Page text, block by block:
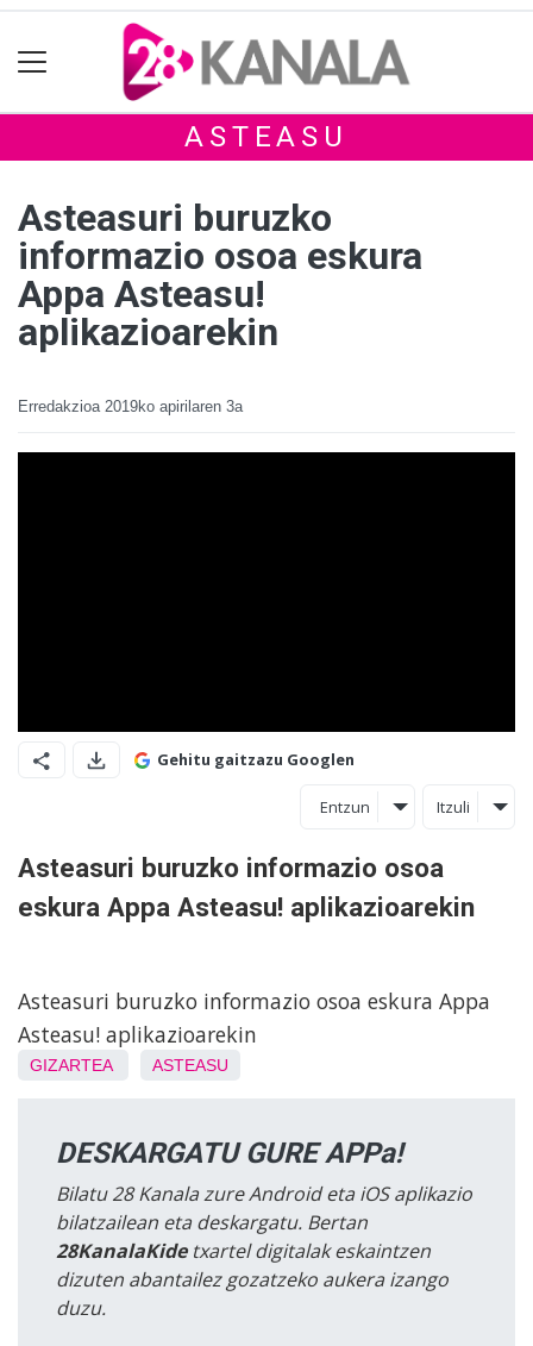
ASTEASU
Asteasuri buruzko
informazio osoa eskura
Appa Asteasu!
aplikazioarekin
Erredakzioa 2019ko apirilaren 3a
Gehitu gaitzazu Googlen
Entzun Itzuli
Asteasuri buruzko informazio osoa
eskura Appa Asteasu! aplikazioarekin
Asteasuri buruzko informazio osoa eskura Appa
Asteasu! aplikazioarekin
GIZARTEA ASTEASU
DESKARGATU GURE APPa!
Bilatu 28 Kanala zure Android eta iOS aplikazio
bilatzailean eta deskargatu. Bertan
28KanalaKidetxartel digitalak eskaintzen
dizuten abantailez gozatzeko aukera izango
duzu.